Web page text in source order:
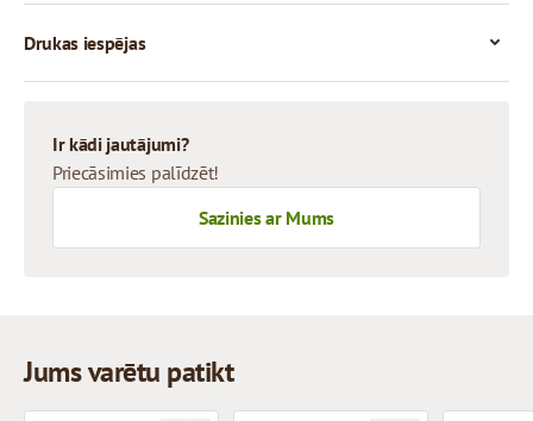
Drukas iespējas
Ir kādi jautājumi?
Priecāsimies palīdzēt!
Sazinies ar Mums
Jums varētu patikt